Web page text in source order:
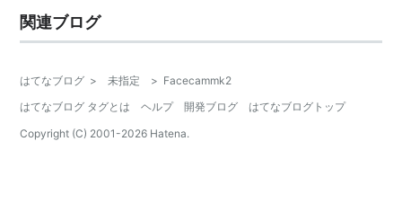
関連ブログ
はてなブログ > 未指定 > Facecammk2
はてなブログ タグとは
ヘルプ 開発ブログ
はてなブログトップ
Copyright (C) 2001-2026 Hatena.